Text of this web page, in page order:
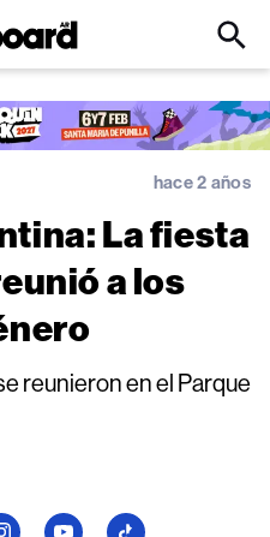
Click
Input
hace 2 años
La fiesta
a los
reunieron en el Parque